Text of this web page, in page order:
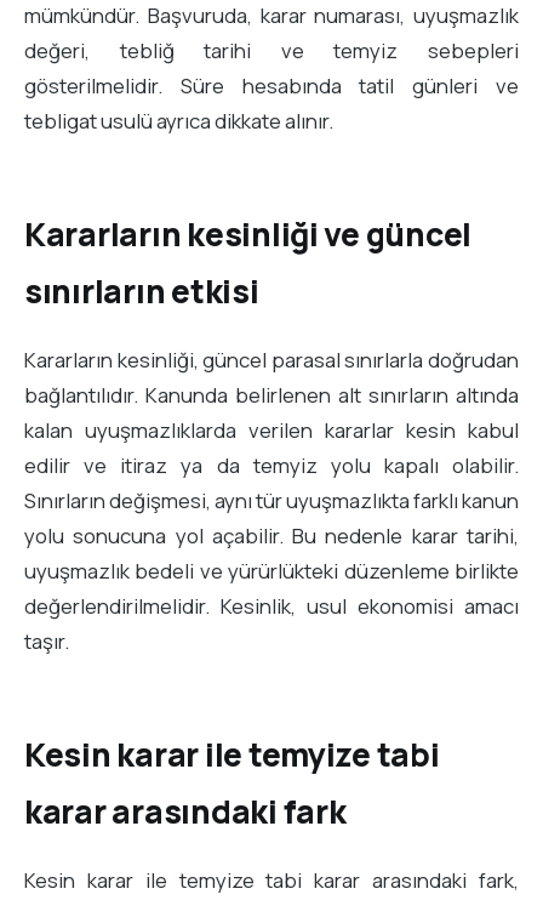
mümkündür. Başvuruda, karar numarası, uyuşmazlık
değeri, tebliğ tarihi ve temyiz sebepleri
gösterilmelidir. Süre hesabında tatil günleri ve
tebligat usulü ayrıca dikkate alınır.
Kararların kesinliği ve güncel
sınırların etkisi
Kararların kesinliği, güncel parasal sınırlarla doğrudan
bağlantılıdır. Kanunda belirlenen alt sınırların altında
kalan uyuşmazlıklarda verilen kararlar kesin kabul
edilir ve itiraz ya da temyiz yolu kapalı olabilir.
Sınırların değişmesi, aynı tür uyuşmazlıkta farklı kanun
yolu sonucuna yol açabilir. Bu nedenle karar tarihi,
uyuşmazlık bedeli ve yürürlükteki düzenleme birlikte
değerlendirilmelidir. Kesinlik, usul ekonomisi amacı
taşır.
Kesin karar ile temyize tabi
karar arasındaki fark
Kesin karar ile temyize tabi karar arasındaki fark,